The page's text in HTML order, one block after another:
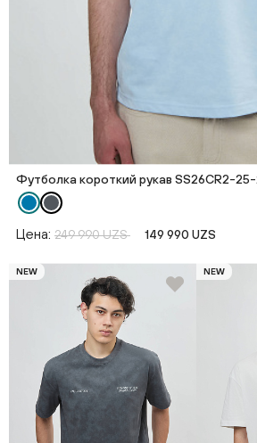
Футболка короткий рукав SS26CR2-
Цена: 249 990 UZS 149 990 UZS
NEW NEW